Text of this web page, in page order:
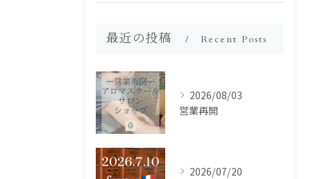
最近の投稿 Recent Posts
2026/08/03
営業再開
2026/07/20